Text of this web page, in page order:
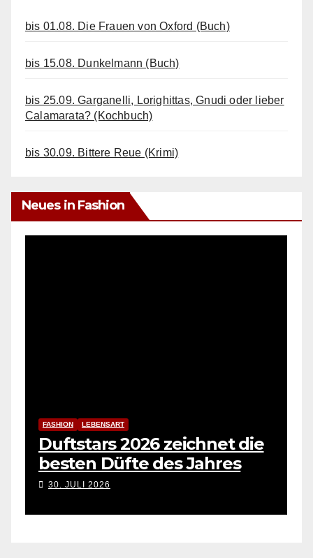
bis 01.08. Die Frauen von Oxford (Buch)
bis 15.08. Dunkelmann (Buch)
bis 25.09. Garganelli, Lorighittas, Gnudi oder lieber
Calamarata? (Kochbuch)
bis 30.09. Bittere Reue (Krimi)
Neues in Fashion
FASHION LEBENSART
Duftstars 2026 zeichnet die
besten Düfte des Jahres
30. JULI 2026